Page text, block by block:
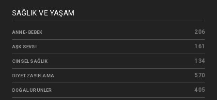
SAĞLIK VE YAŞAM
ANNE- BEBEK 206
AŞK SEVGI 161
CINSEL SAĞLIK 134
DIYET ZAYIFLAMA 570
DOĞAL ÜRÜNLER 405